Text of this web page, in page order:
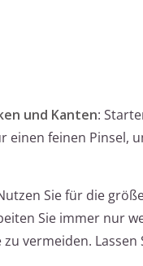
und Kanten:
einen feinen Pinsel,
Sie für die
Sie immer nur
vermeiden.